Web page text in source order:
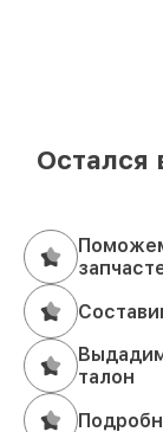
Остался
талон